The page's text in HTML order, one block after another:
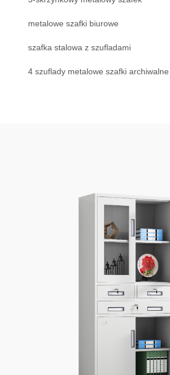
metalowe szafki biurowe
szafka stalowa z szufladami
4 szuflady metalowe szafki archiwalne